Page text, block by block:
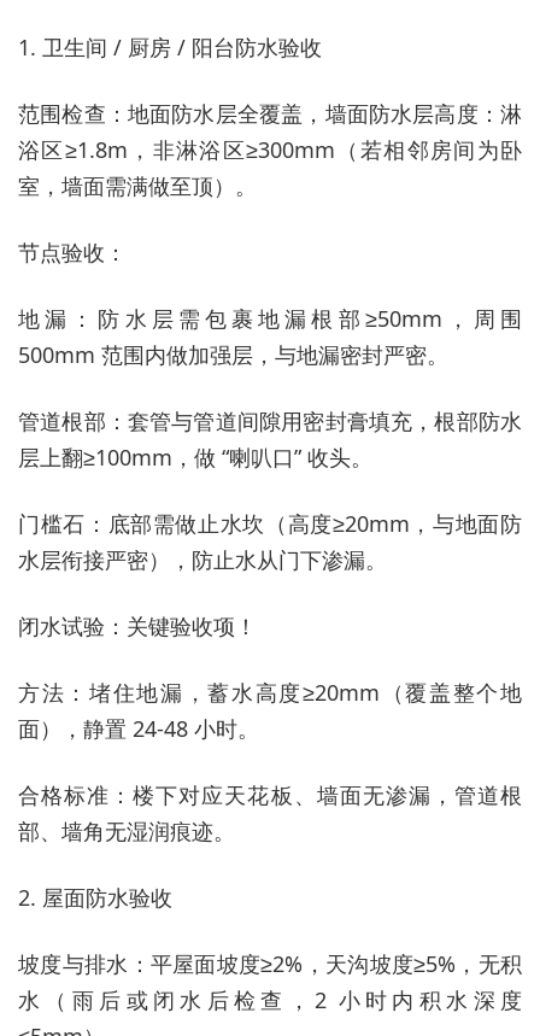
1. 卫生间 / 厨房 / 阳台防水验收
范围检查：地面防水层全覆盖，墙面防水层高度：淋
浴区≥1.8m，非淋浴区≥300mm（若相邻房间为卧
室，墙面需满做至顶）。
节点验收：
地漏：防水层需包裹地漏根部≥50mm，周围
500mm 范围内做加强层，与地漏密封严密。
管道根部：套管与管道间隙用密封膏填充，根部防水
层上翻≥100mm，做 “喇叭口” 收头。
门槛石：底部需做止水坎（高度≥20mm，与地面防
水层衔接严密），防止水从门下渗漏。
闭水试验：关键验收项！
方法：堵住地漏，蓄水高度≥20mm（覆盖整个地
面），静置 24-48 小时。
合格标准：楼下对应天花板、墙面无渗漏，管道根
部、墙角无湿润痕迹。
2. 屋面防水验收
坡度与排水：平屋面坡度≥2%，天沟坡度≥5%，无积
水（雨后或闭水后检查，2 小时内积水深度